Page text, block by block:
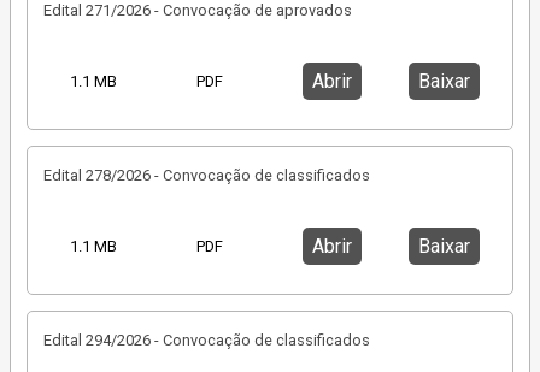
Edital 271/2026 - Convocação de aprovados
1.1 MB PDF Abrir Baixar
Edital 278/2026 - Convocação de classificados
1.1 MB PDF Abrir Baixar
Edital 294/2026 - Convocação de classificados